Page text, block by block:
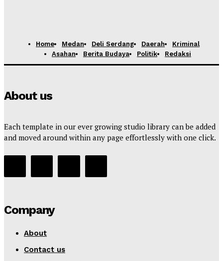
Home Medan Deli Serdang Daerah
Kriminal
Asahan
Berita Budaya Politik Redaksi
About us
Each template in our ever growing studio library can be added
and moved around within any page effortlessly with one click.
Company
About
Contact us